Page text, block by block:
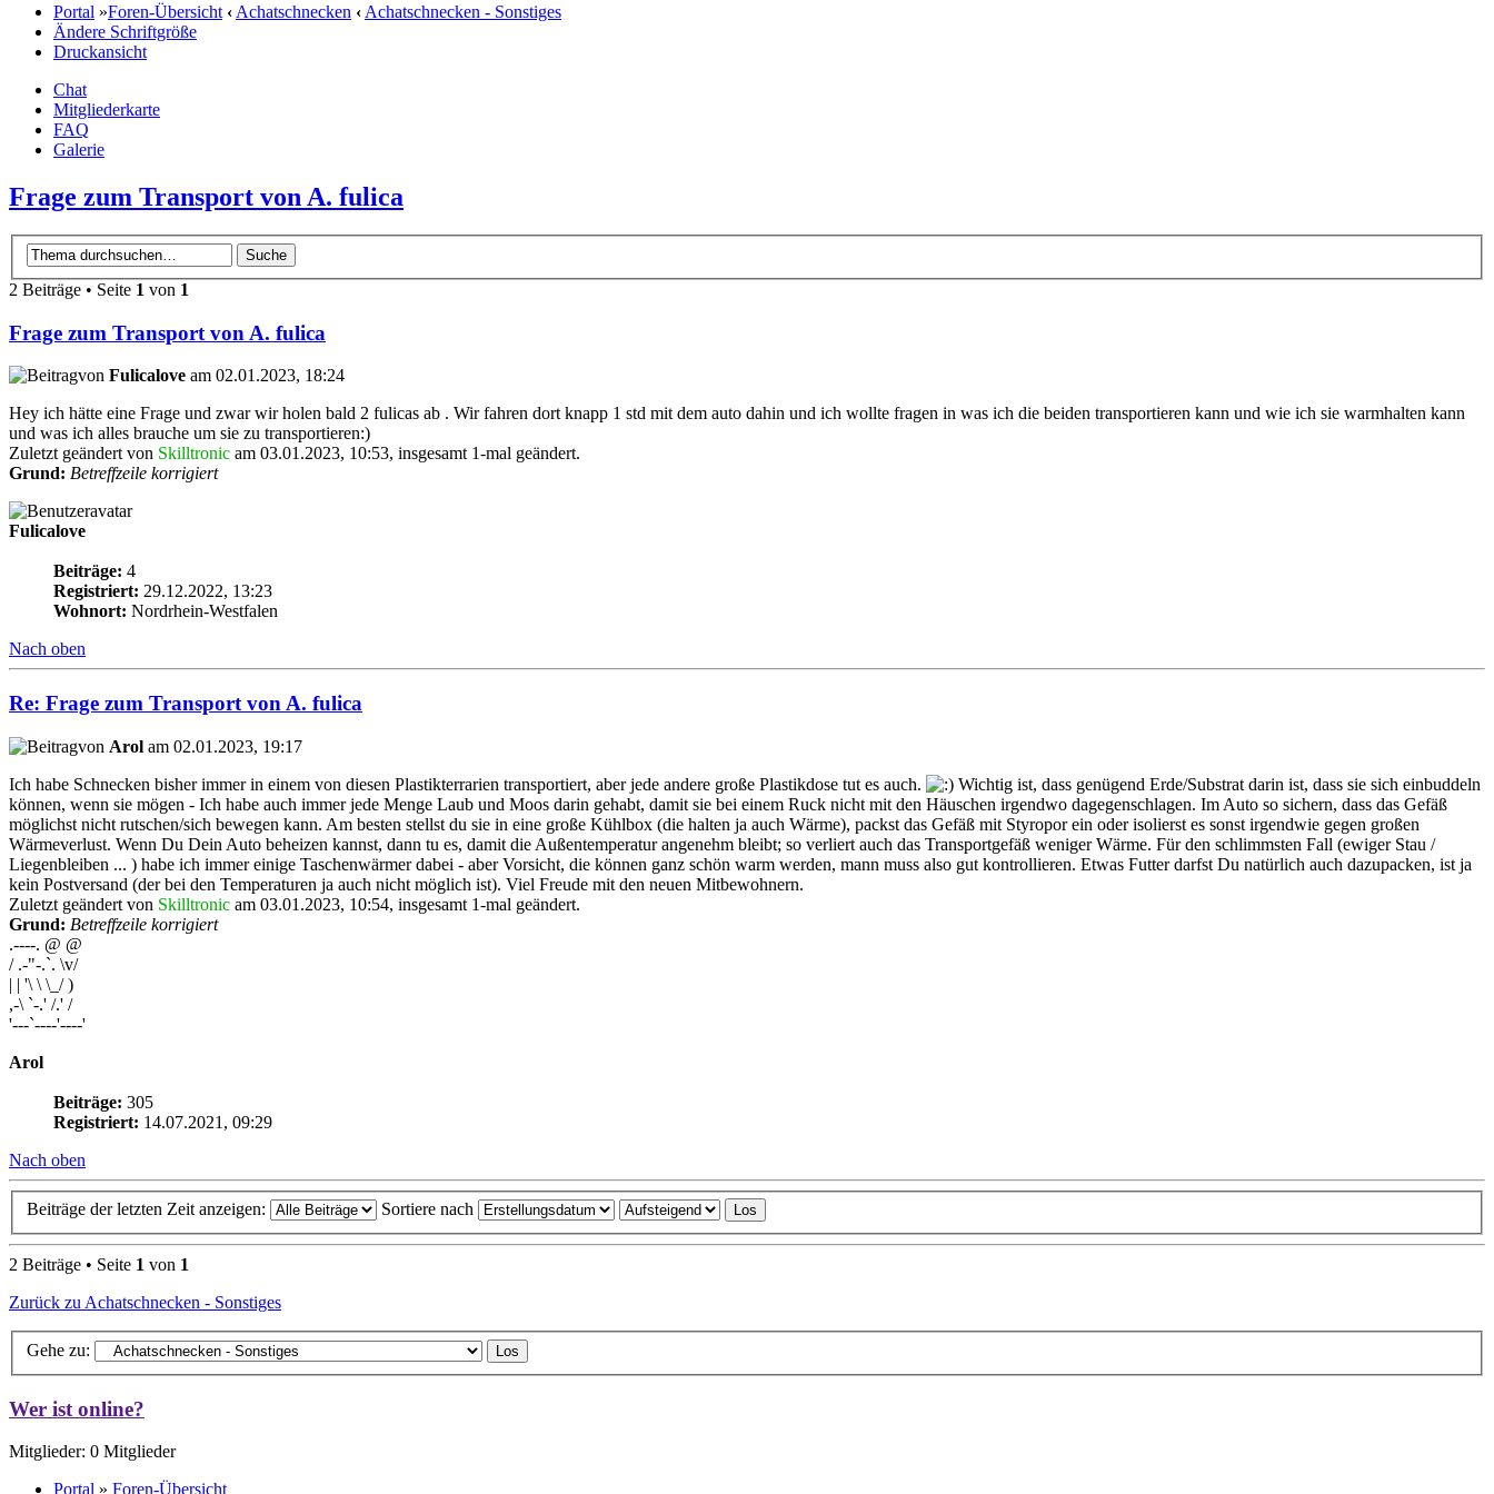
Portal »Foren-Übersicht ‹Achatschnecken ‹Achatschnecken - Sonstiges
Ändere Schriftgröße
Druckansicht
Chat
Mitgliederkarte
FAQ
Galerie
Frage zum Transport von A. fulica
2 Beiträge • Seite 1 von 1
Frage zum Transport von A. fulica
von Fulicalove am 02.01.2023, 18:24
Hey ich hätte eine Frage und zwar wir holen bald 2 fulicas ab . Wir fahren dort knapp 1 std mit dem auto dahin und ich wollte fragen in was ich die beiden transportieren kann und wie ich sie warmhalten kann
und was ich alles brauche um sie zu transportieren:)
Zuletzt geändert von Skilltronic am 03.01.2023, 10:53, insgesamt 1-mal geändert.
Grund: Betreffzeile korrigiert
Fulicalove
Beiträge: 4
Registriert: 29.12.2022, 13:23
Wohnort: Nordrhein-Westfalen
Nach oben
Re: Frage zum Transport von A. fulica
von Arol am 02.01.2023, 19:17
Ich habe Schnecken bisher immer in einem von diesen Plastikterrarien transportiert, aber jede andere große Plastikdose tut es auch.
Wichtig ist, dass genügend Erde/Substrat darin ist, dass sie sich einbuddeln
können, wenn sie mögen - Ich habe auch immer jede Menge Laub und Moos darin gehabt, damit sie bei einem Ruck nicht mit den Häuschen irgendwo dagegenschlagen. Im Auto so sichern, dass das Gefäß
möglichst nicht rutschen/sich bewegen kann. Am besten stellst du sie in eine große Kühlbox (die halten ja auch Wärme), packst das Gefäß mit Styropor ein oder isolierst es sonst irgendwie gegen großen
Wärmeverlust. Wenn Du Dein Auto beheizen kannst, dann tu es, damit die Außentemperatur angenehm bleibt; so verliert auch das Transportgefäß weniger Wärme. Für den schlimmsten Fall (ewiger Stau /
Liegenbleiben ... ) habe ich immer einige Taschenwärmer dabei - aber Vorsicht, die können ganz schön warm werden, mann muss also gut kontrollieren. Etwas Futter darfst Du natürlich auch dazupacken, ist ja
kein Postversand (der bei den Temperaturen ja auch nicht möglich ist). Viel Freude mit den neuen Mitbewohnern.
Zuletzt geändert von Skilltronic am 03.01.2023, 10:54, insgesamt 1-mal geändert.
Grund: Betreffzeile korrigiert
.----. @ @
/ .-"-.`. \v/
| | '\ \ \_/ )
,-\ `-.' /.' /
'---`----'----'
Arol
Beiträge: 305
Registriert: 14.07.2021, 09:29
Nach oben
Beiträge der letzten Zeit anzeigen: Sortiere nach
2 Beiträge • Seite 1 von 1
Zurück zu Achatschnecken - Sonstiges
Gehe zu:
Wer ist online?
Mitglieder: 0 Mitglieder
Portal » Foren-Übersicht